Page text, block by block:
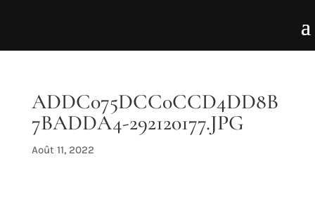
ADDC075DCC0CCD4DD8B
7BADDA4-292120177.JPG
Août 11, 2022